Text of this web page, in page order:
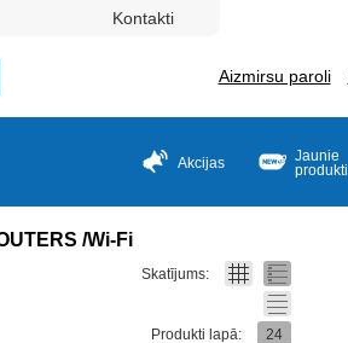
Kontakti
Aizmirsu paroli
Akcijas
Jaunie
produkti
/Wi-Fi
Skatījums:
Produkti lapā:
24